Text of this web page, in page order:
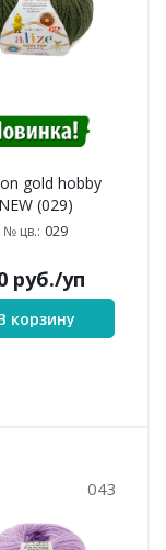
gold hobby
NEW (029)
№ цв.: 029
руб./уп
корзину
043